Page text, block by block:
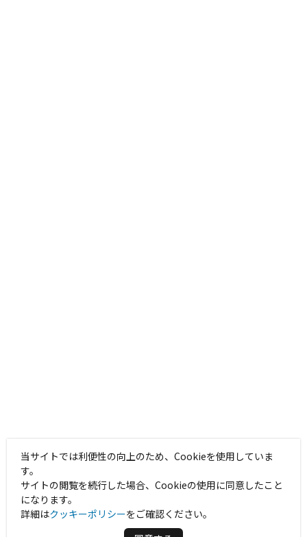
当サイトでは利便性の向上のため、Cookieを使用していま
す。
サイトの閲覧を続行した場合、Cookieの使用に同意したこと
になります。
詳細はクッキーポリシーをご確認ください。